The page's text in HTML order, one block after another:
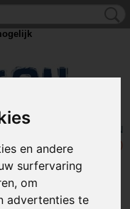
en andere
surfervaring
om
advertenties te
UW WINKELWAGEN
Geen producten
(0)
- Quick Charge 3.0 - 3